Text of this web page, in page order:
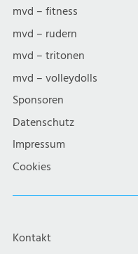
mvd – fitness
mvd – rudern
mvd – tritonen
mvd – volleydolls
Sponsoren
Datenschutz
Impressum
Cookies
Kontakt